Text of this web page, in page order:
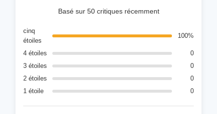
Basé sur 50 critiques récemment
cinq
étoiles
100%
4 étoiles
0
3 étoiles
0
2 étoiles
0
1 étoile
0